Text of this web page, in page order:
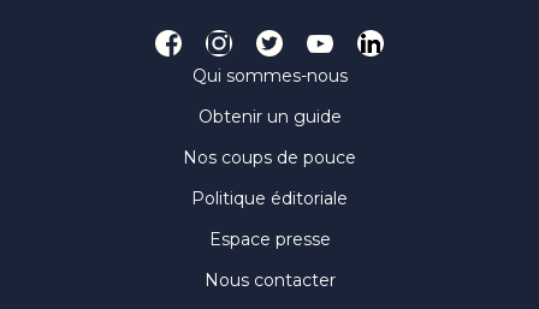
Qui sommes-nous
Obtenir un guide
Nos coups de pouce
Politique éditoriale
Espace presse
Nous contacter